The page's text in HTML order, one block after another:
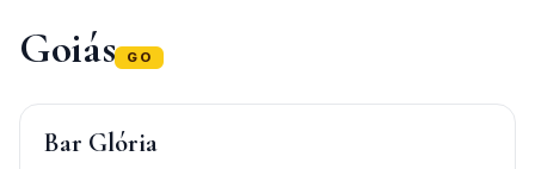
Goiás GO
Bar Glória